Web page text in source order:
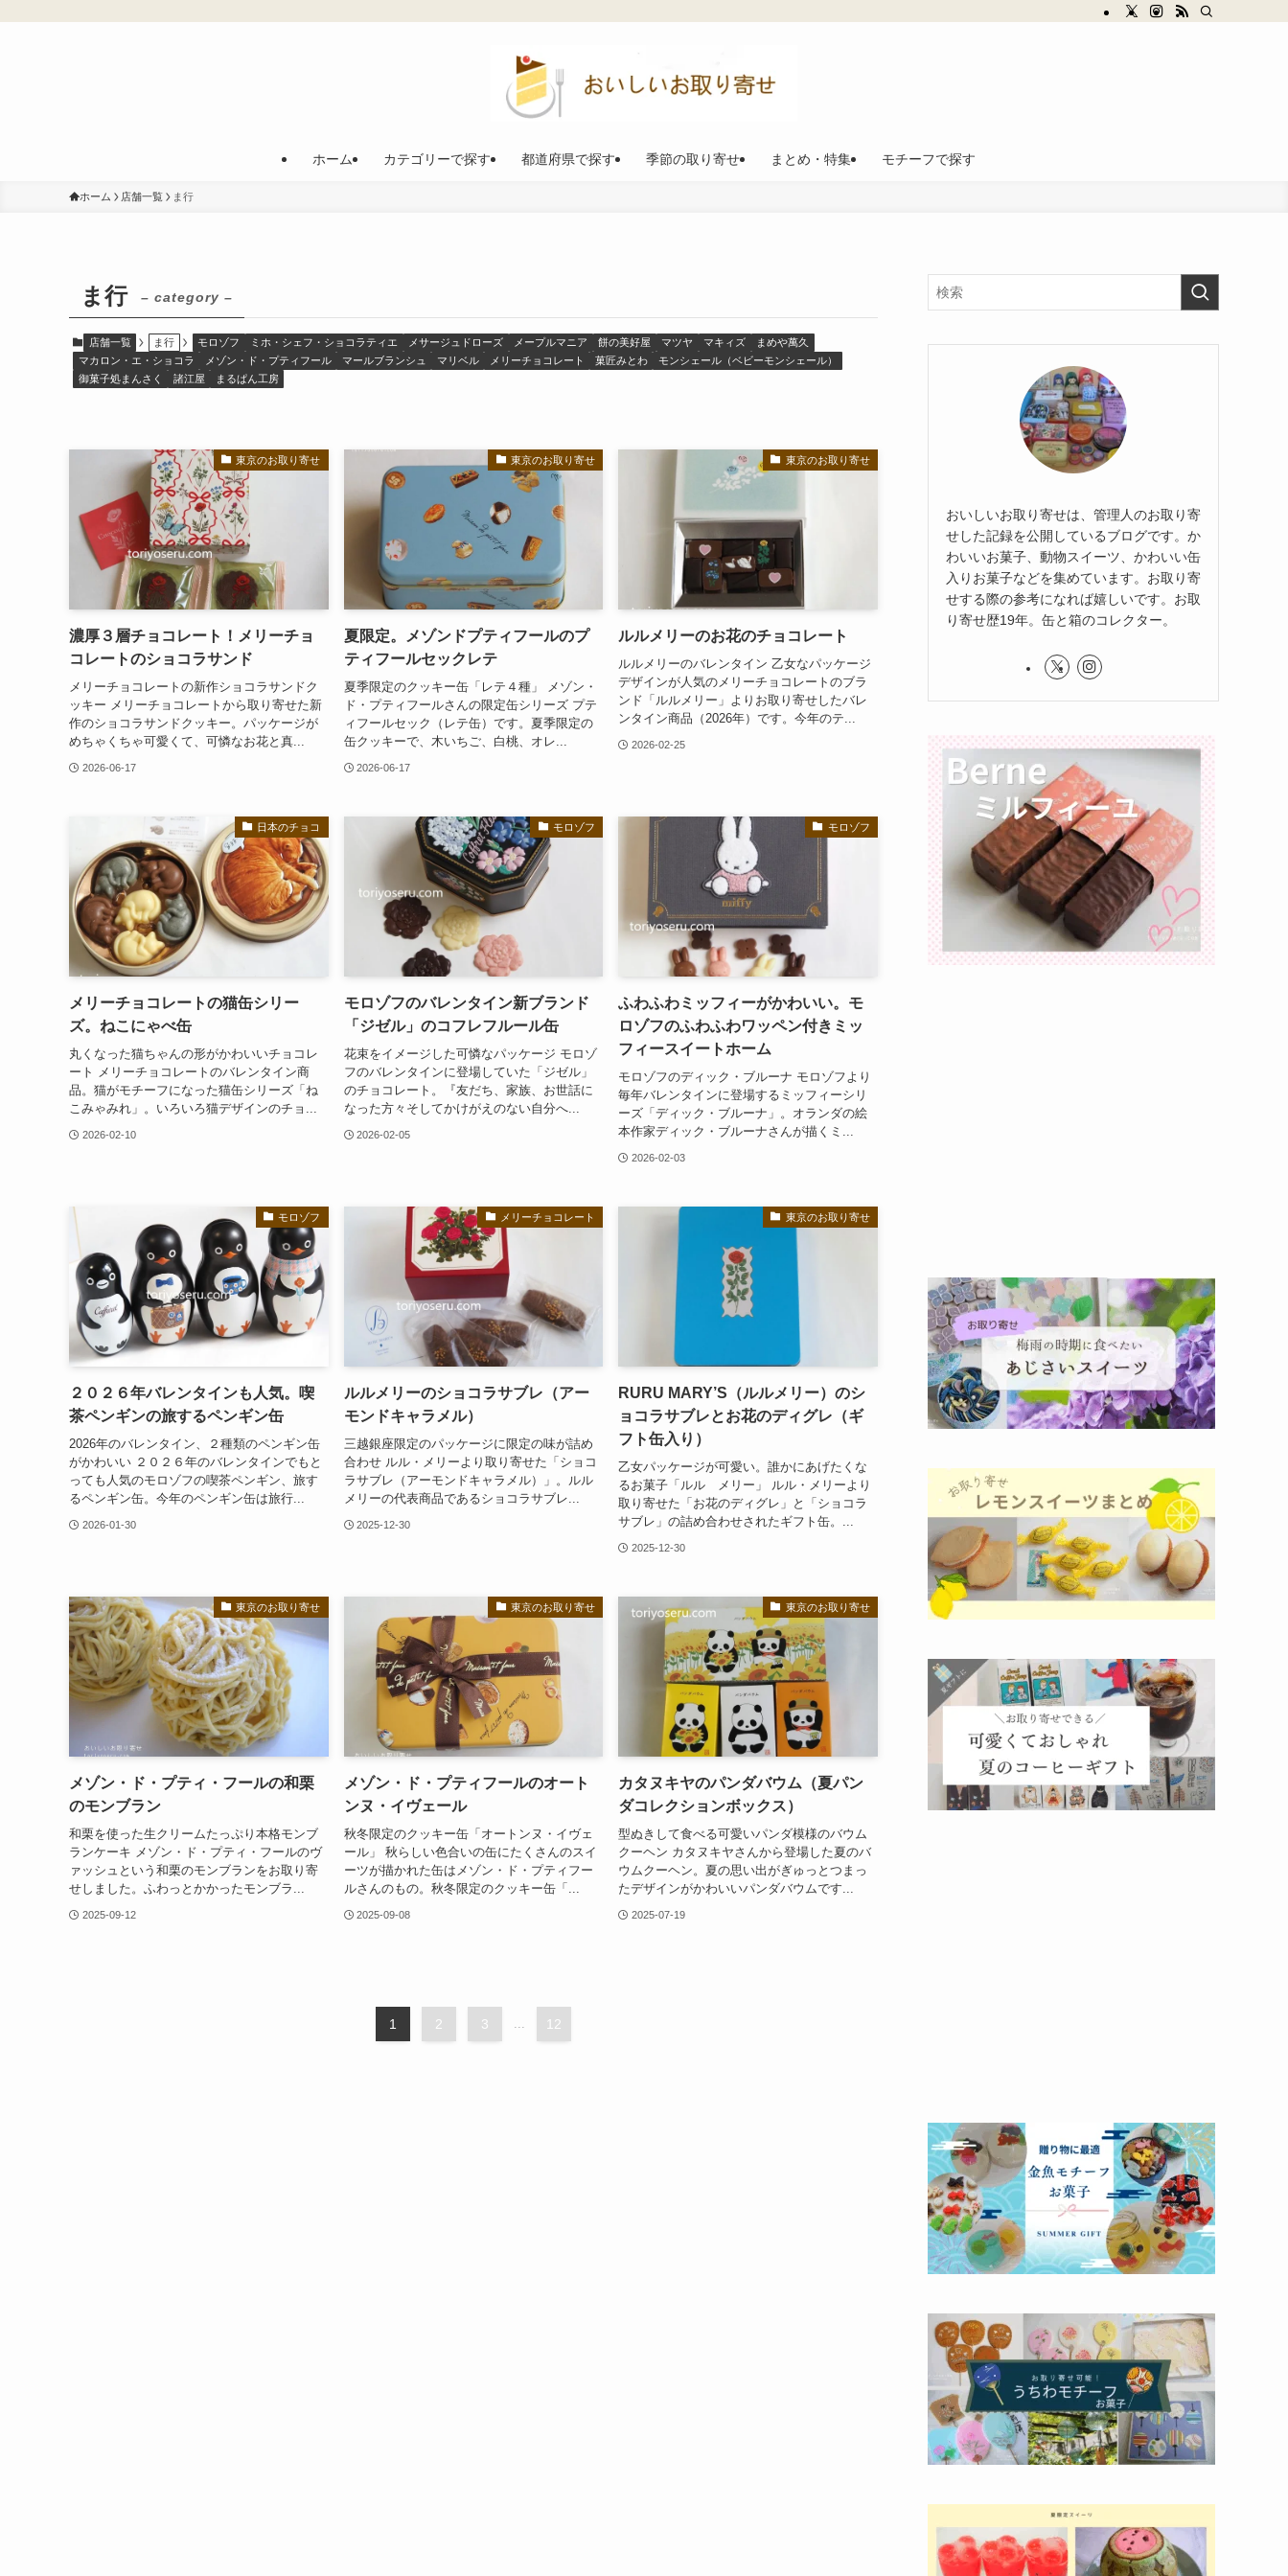
ホーム カテゴリーで探す 都道府県で探す 季節の取り寄せ まとめ・特集 モチーフで探す
ホーム 店舗一覧 ま行
ま行 – category –
店舗一覧 ま行 モロゾフ ミホ・シェフ・ショコラティエ メサージュドローズ メープルマニア 餅の美好屋 マツヤ マキィズ
まめや萬久
マカロン・エ・ショコラ
メゾン・ド・プティフール マールブランシュ マリベル メリーチョコレート 菓匠みとわ
モンシェール（ベビーモンシェール）
御菓子処まんさく
諸江屋 まるぱん工房
東京のお取り寄せ
濃厚３層チョコレート！メリーチョ
コレートのショコラサンド
メリーチョコレートの新作ショコラサンドク
ッキー メリーチョコレートから取り寄せた新
作のショコラサンドクッキー。パッケージが
めちゃくちゃ可愛くて、可憐なお花と真...
2026-06-17
東京のお取り寄せ
夏限定。メゾンドプティフールのプ
ティフールセックレテ
夏季限定のクッキー缶「レテ４種」 メゾン・
ド・プティフールさんの限定缶シリーズ プテ
ィフールセック（レテ缶）です。夏季限定の
缶クッキーで、木いちご、白桃、オレ...
2026-06-17
東京のお取り寄せ
ルルメリーのお花のチョコレート
ルルメリーのバレンタイン 乙女なパッケージ
デザインが人気のメリーチョコレートのブラ
ンド「ルルメリー」よりお取り寄せしたバレ
ンタイン商品（2026年）です。今年のテ...
2026-02-25
日本のチョコ
メリーチョコレートの猫缶シリー
ズ。ねこにゃべ缶
丸くなった猫ちゃんの形がかわいいチョコレ
ート メリーチョコレートのバレンタイン商
品。猫がモチーフになった猫缶シリーズ「ね
こみゃみれ」。いろいろ猫デザインのチョ...
2026-02-10
モロゾフ
モロゾフのバレンタイン新ブランド
「ジゼル」のコフレフルール缶
花束をイメージした可憐なパッケージ モロゾ
フのバレンタインに登場していた「ジゼル」
のチョコレート。『友だち、家族、お世話に
なった方々そしてかけがえのない自分へ...
2026-02-05
モロゾフ
ふわふわミッフィーがかわいい。モ
ロゾフのふわふわワッペン付きミッ
フィースイートホーム
モロゾフのディック・ブルーナ モロゾフより
毎年バレンタインに登場するミッフィーシリ
ーズ「ディック・ブルーナ」。オランダの絵
本作家ディック・ブルーナさんが描くミ...
2026-02-03
モロゾフ
２０２６年バレンタインも人気。喫
茶ペンギンの旅するペンギン缶
2026年のバレンタイン、２種類のペンギン缶
がかわいい ２０２６年のバレンタインでもと
っても人気のモロゾフの喫茶ペンギン、旅す
るペンギン缶。今年のペンギン缶は旅行...
2026-01-30
メリーチョコレート
ルルメリーのショコラサブレ（アー
モンドキャラメル）
三越銀座限定のパッケージに限定の味が詰め
合わせ ルル・メリーより取り寄せた「ショコ
ラサブレ（アーモンドキャラメル）」。ルル
メリーの代表商品であるショコラサブレ...
2025-12-30
東京のお取り寄せ
RURU MARY’S（ルルメリー）のシ
ョコラサブレとお花のディグレ（ギ
フト缶入り）
乙女パッケージが可愛い。誰かにあげたくな
るお菓子「ルル メリー」 ルル・メリーより
取り寄せた「お花のディグレ」と「ショコラ
サブレ」の詰め合わせされたギフト缶。...
2025-12-30
東京のお取り寄せ
メゾン・ド・プティ・フールの和栗
のモンブラン
和栗を使った生クリームたっぷり本格モンブ
ランケーキ メゾン・ド・プティ・フールのヴ
ァッシュという和栗のモンブランをお取り寄
せしました。ふわっとかかったモンブラ...
2025-09-12
東京のお取り寄せ
メゾン・ド・プティフールのオート
ンヌ・イヴェール
秋冬限定のクッキー缶「オートンヌ・イヴェ
ール」 秋らしい色合いの缶にたくさんのスイ
ーツが描かれた缶はメゾン・ド・プティフー
ルさんのもの。秋冬限定のクッキー缶「...
2025-09-08
東京のお取り寄せ
カタヌキヤのパンダバウム（夏パン
ダコレクションボックス）
型ぬきして食べる可愛いパンダ模様のバウム
クーヘン カタヌキヤさんから登場した夏のバ
ウムクーヘン。夏の思い出がぎゅっとつまっ
たデザインがかわいいパンダバウムです...
2025-07-19
1 2 3 ... 12
おいしいお取り寄せは、管理人のお取り寄
せした記録を公開しているブログです。か
わいいお菓子、動物スイーツ、かわいい缶
入りお菓子などを集めています。お取り寄
せする際の参考になれば嬉しいです。お取
り寄せ歴19年。缶と箱のコレクター。